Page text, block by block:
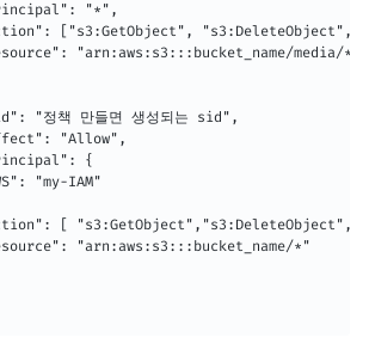
"*",
["s3:GetObject", "s3:DeleteObject",
"arn:aws:s3:::bucket_name/media/*"
"정책 만들면 생성되는 sid",
"Allow",
{
"my-IAM"
[ "s3:GetObject","s3:DeleteObject",
"arn:aws:s3:::bucket_name/*"